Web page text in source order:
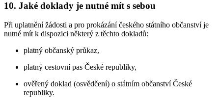
10. Jaké doklady je nutné mít s sebou
Při uplatnění žádosti a pro prokázání českého státního občanství je
nutné mít k dispozici některý z těchto dokladů:
platný občanský průkaz,
platný cestovní pas České republiky,
ověřený doklad (osvědčení) o státním občanství České
republiky.